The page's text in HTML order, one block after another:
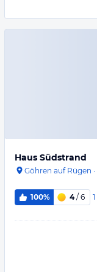
Haus Südstrand
Göhren auf Rügen ·
100% 4/ 6 1